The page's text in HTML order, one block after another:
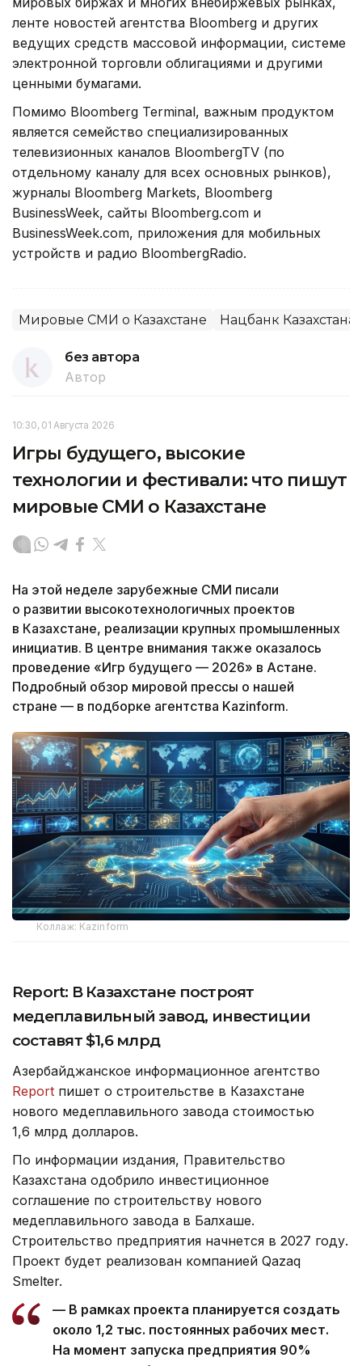
ленте новостей агентства Bloomberg и других
ведущих средств массовой информации, системе
электронной торговли облигациями и другими
ценными бумагами.
Помимо Bloomberg Terminal, важным продуктом
является семейство специализированных
телевизионных каналов BloombergTV (по
отдельному каналу для всех основных рынков),
журналы Bloomberg Markets, Bloomberg
BusinessWeek, сайты Bloomberg.com и
BusinessWeek.com, приложения для мобильных
устройств и радио BloombergRadio.
Мировые СМИ о Казахстане Нацбанк Казахстана
без автора
Автор
10:30, 01 Августа 2026
Игры будущего, высокие
технологии и фестивали: что пишут
мировые СМИ о Казахстане
На этой неделе зарубежные СМИ писали
о развитии высокотехнологичных проектов
в Казахстане, реализации крупных промышленных
инициатив. В центре внимания также оказалось
проведение «Игр будущего — 2026» в Астане.
Подробный обзор мировой прессы о нашей
стране — в подборке агентства Kazinform.
Коллаж: Kazinform
Report: В Казахстане построят
медеплавильный завод, инвестиции
составят $1,6 млрд
Азербайджанское информационное агентство
Report пишет о строительстве в Казахстане
нового медеплавильного завода стоимостью
1,6 млрд долларов.
По информации издания, Правительство
Казахстана одобрило инвестиционное
соглашение по строительству нового
медеплавильного завода в Балхаше.
Строительство предприятия начнется в 2027 году.
Проект будет реализован компанией Qazaq
Smelter.
— В рамках проекта планируется создать
около 1,2 тыс. постоянных рабочих мест.
На момент запуска предприятия 90%